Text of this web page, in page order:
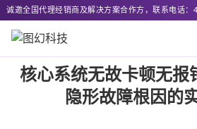
全国代理经销商及解决方案合作方，联系电话：400-
核心系统无故卡顿无报
隐形故障根因的